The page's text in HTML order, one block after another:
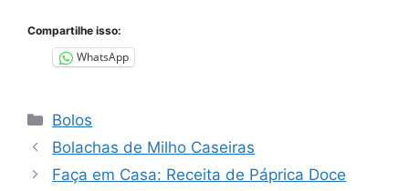
Compartilhe isso:
WhatsApp
Categorias
Bolos
Bolachas de Milho Caseiras
Faça em Casa: Receita de Páprica Doce